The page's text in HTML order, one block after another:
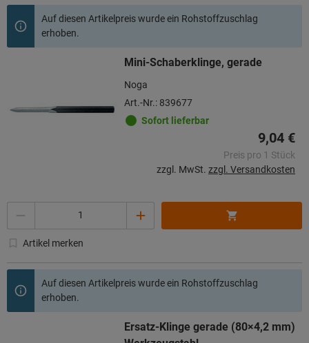
Auf diesen Artikelpreis wurde ein Rohstoffzuschlag
erhoben.
Mini-Schaberklinge, gerade
Noga
Art.-Nr.: 839677
Sofort lieferbar
9,04 €
Preis pro 1 Stück
zzgl. MwSt. zzgl. Versandkosten
Artikel merken
Auf diesen Artikelpreis wurde ein Rohstoffzuschlag
erhoben.
Ersatz-Klinge gerade (80×4,2 mm)